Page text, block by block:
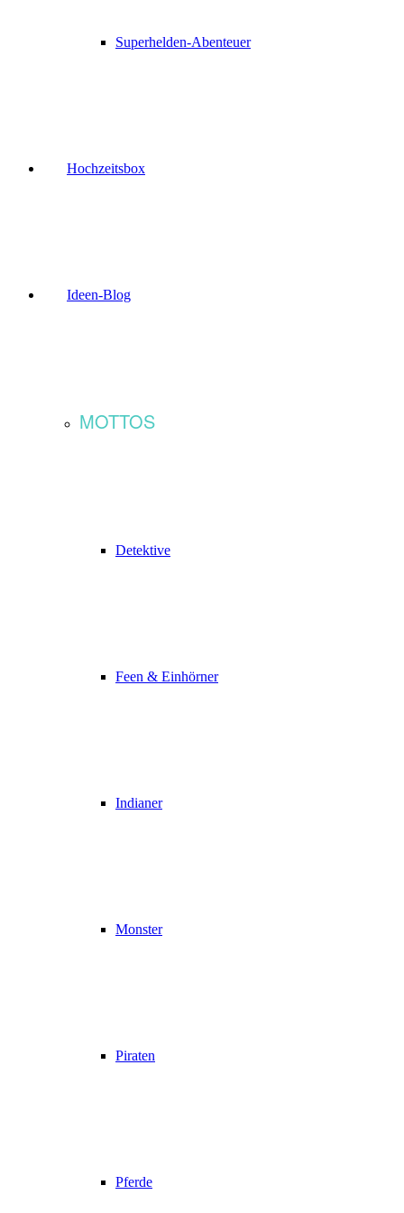
Superhelden-Abenteuer
Hochzeitsbox
Ideen-Blog
MOTTOS
Detektive
Feen & Einhörner
Indianer
Monster
Piraten
Pferde